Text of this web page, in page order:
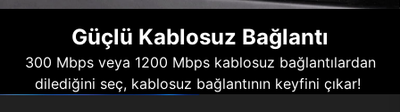
Güçlü Kablosuz Bağlantı
300 Mbps veya 1200 Mbps kablosuz bağlantılardan
dilediğini seç, kablosuz bağlantının keyfini çıkar!